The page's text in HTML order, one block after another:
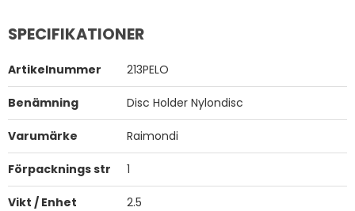
SPECIFIKATIONER
Artikelnummer 213PELO
Benämning Disc Holder Nylondisc
Varumärke Raimondi
Förpacknings str 1
Vikt / Enhet 2.5